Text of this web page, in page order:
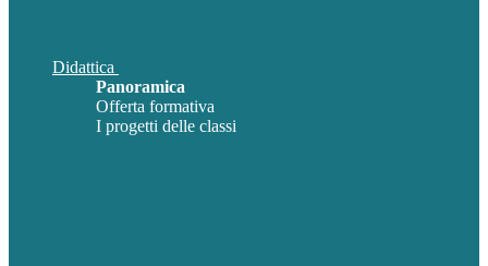
Didattica
Panoramica
Offerta formativa
I progetti delle classi